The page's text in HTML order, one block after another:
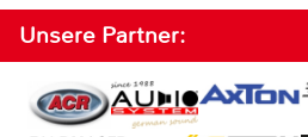
Unsere Partner: